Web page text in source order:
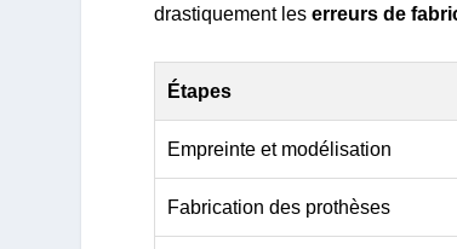
drastiquement leserreurs de
Étapes
Empreinte et modélisation
Fabrication des prothèses